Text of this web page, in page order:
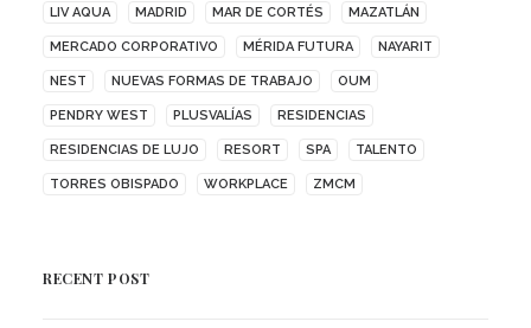
LIV AQUA MADRID MAR DE CORTÉS MAZATLÁN
MERCADO CORPORATIVO MÉRIDA FUTURA NAYARIT
NEST NUEVAS FORMAS DE TRABAJO OUM
PENDRY WEST PLUSVALÍAS RESIDENCIAS
RESIDENCIAS DE LUJO RESORT SPA TALENTO
TORRES OBISPADO WORKPLACE ZMCM
RECENT POST